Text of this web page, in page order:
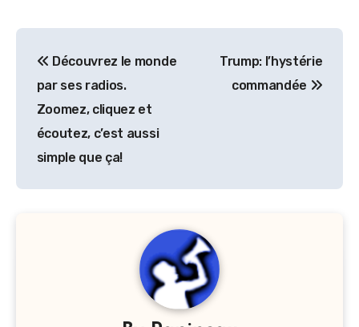
de
l’article
Découvrez le monde
par ses radios.
Zoomez, cliquez et
écoutez, c’est aussi
simple que ça!
Trump: l’hystérie
commandée